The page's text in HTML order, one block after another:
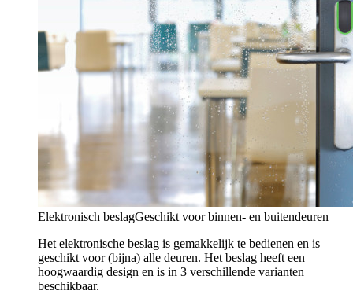
Elektronisch beslagGeschikt voor binnen- en buitendeuren
Het elektronische beslag is gemakkelijk te bedienen en is
geschikt voor (bijna) alle deuren. Het beslag heeft een
hoogwaardig design en is in 3 verschillende varianten
beschikbaar.